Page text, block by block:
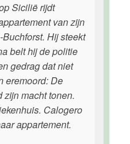
Sicilië rijdt
van zijn
Hij steekt
belt hij de politie
gedrag dat niet
eremoord: De
macht tonen.
Calogero
appartement.